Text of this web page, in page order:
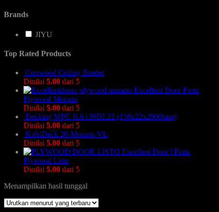
Brands
JIYU
Top Rated Products
Conwood Ceiling Border
Dinilai 5.00 dari 5
Excellent Door Pintu
Plywood Murano
Dinilai 5.00 dari 5
Decking WPC KA138DL22 (138x22x2900mm)
Dinilai 5.00 dari 5
KalsiDeck 20-Meranti-VL
Dinilai 5.00 dari 5
Excellent Door | Pintu
Plywood Listo
Dinilai 5.00 dari 5
Menampilkan hasil tunggal